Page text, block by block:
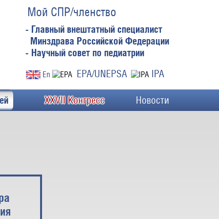
Мой СПР/членство
- Главный внештатный специалист
Минздрава Российской Федерации
- Научный совет по педиатрии
En EPA/UNEPSA IPA
XXVII Конгресс Новости